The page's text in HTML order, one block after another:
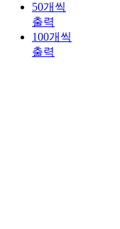
50개씩
출력
100개씩
출력